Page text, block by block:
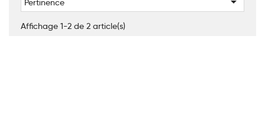
Pertinence
Affichage 1-2 de 2 article(s)